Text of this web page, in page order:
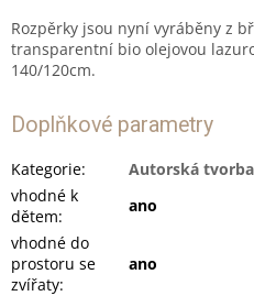
Rozpěrky jsou nyní vyráběny z
transparentní bio olejovou
140/120cm.
Doplňkové parametry
Kategorie:
Autorská tvorba
vhodné k
dětem:
ano
vhodné do
prostoru se
zvířaty:
ano